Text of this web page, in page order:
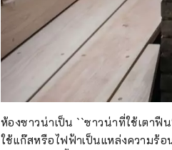
ห้องซาวน่าเป็น ``ซาวน่าที่ใช้เตาฟื
ใช้แก๊สหรือไฟฟ้าเป็นแหล่งความร้